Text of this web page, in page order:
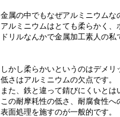
金属の中でもなぜアルミニウムな
アルミニウムはとても柔らかく、
ドリルなんかで金属加工素人の私
しかし柔らかいというのはデメ
低さはアルミニウムの欠点です。
また、鉄と違って錆びにくいとは
この耐摩耗性の低さ、耐腐食性
表面処理を施すのが一般的です。